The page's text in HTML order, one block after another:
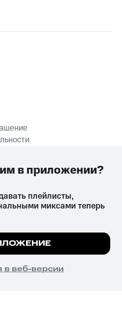
ПРИЛОЖЕНИЕ
причиняет вред здоровью,
и влечёт установленную
на сайте все
плейлисты,
миксами теперь
в веб-версии